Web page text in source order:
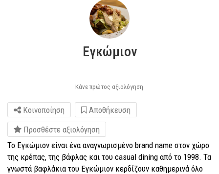
Εγκώμιον
Κάνε πρώτος αξιολόγηση
Κοινοποίηση
Αποθήκευση
Προσθέστε αξιολόγηση
Το Εγκώμιον είναι ένα αναγνωρισμένο brand name στον χώρο
της κρέπας, της βάφλας και του casual dining από το 1998. Τα
γνωστά βαφλάκια του Εγκώμιον κερδίζουν καθημερινά όλο